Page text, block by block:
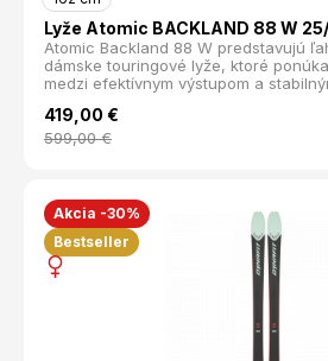
Lyže Atomic BACKLAND 88 W
Atomic Backland 88 W predstavujú
dámske touringové lyže, ktoré
medzi efektívnym výstupom a
419,00 €
599,00€
Akcia -30%
Bestseller